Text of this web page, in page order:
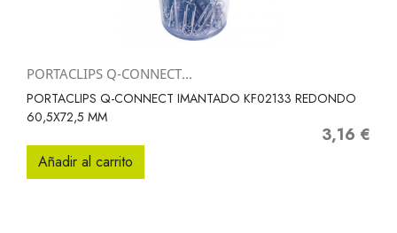
PORTACLIPS Q-CONNECT...
PORTACLIPS Q-CONNECT IMANTADO KF02133 REDONDO
60,5X72,5 MM
Precio
3,16 €
Añadir al carrito